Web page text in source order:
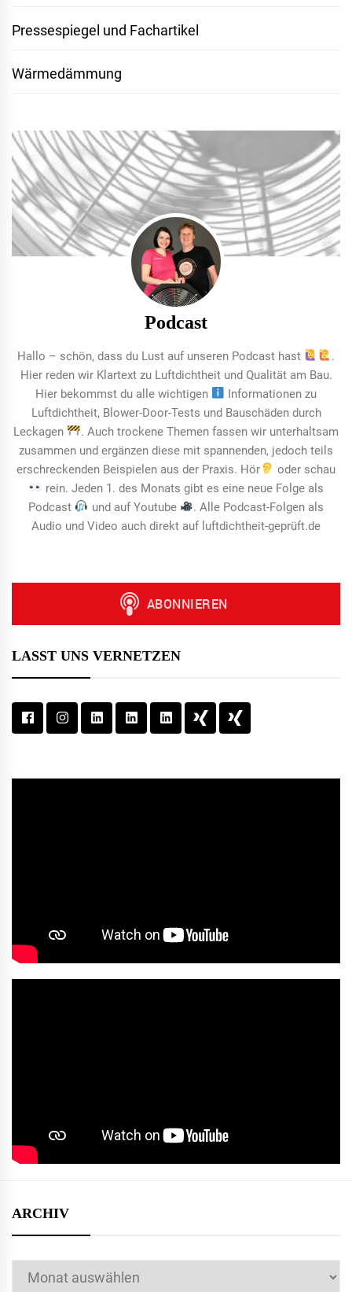
Pressespiegel und Fachartikel
Wärmedämmung
Podcast
Hallo – schön, dass du Lust auf unseren Podcast hast
.
Hier reden wir Klartext zu Luftdichtheit und Qualität am Bau.
Hier bekommst du alle wichtigen
Informationen zu
Luftdichtheit, Blower-Door-Tests und Bauschäden durch
Leckagen
. Auch trockene Themen fassen wir unterhaltsam
zusammen und ergänzen diese mit spannenden, jedoch teils
erschreckenden Beispielen aus der Praxis. Hör
oder schau
rein. Jeden 1. des Monats gibt es eine neue Folge als
Podcast
und auf Youtube
. Alle Podcast-Folgen als
Audio und Video auch direkt auf luftdichtheit-geprüft.de
LASST UNS VERNETZEN
ARCHIV
Archiv